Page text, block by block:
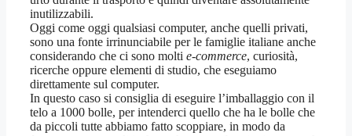
inutilizzabili.
Oggi come oggi qualsiasi computer, anche quelli privati,
sono una fonte irrinunciabile per le famiglie italiane anche
considerando che ci sono molti e-commerce, curiosità,
ricerche oppure elementi di studio, che eseguiamo
direttamente sul computer.
In questo caso si consiglia di eseguire l’imballaggio con il
telo a 1000 bolle, per intenderci quello che ha le bolle che
da piccoli tutte abbiamo fatto scoppiare, in modo da